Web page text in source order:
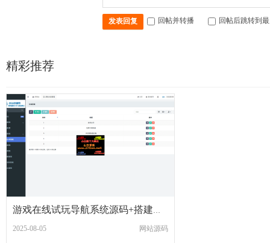
发表回复 回帖并转播 回帖后跳转到
精彩推荐
2025-08-05 网站源码